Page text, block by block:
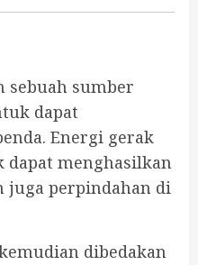
sebuah sumber
dapat
Energi gerak
dapat menghasilkan
juga perpindahan di
dibedakan